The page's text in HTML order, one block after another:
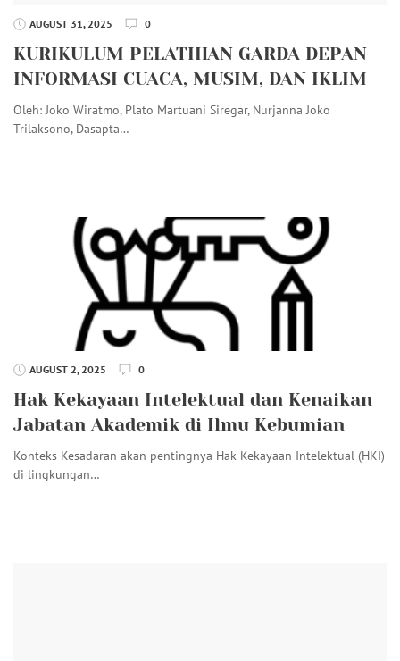
AUGUST 31, 2025 0
KURIKULUM PELATIHAN GARDA DEPAN
INFORMASI CUACA, MUSIM, DAN IKLIM
Oleh: Joko Wiratmo, Plato Martuani Siregar, Nurjanna Joko
Trilaksono, Dasapta…
AUGUST 2, 2025 0
Hak Kekayaan Intelektual dan Kenaikan
Jabatan Akademik di Ilmu Kebumian
Konteks Kesadaran akan pentingnya Hak Kekayaan Intelektual (HKI)
di lingkungan…